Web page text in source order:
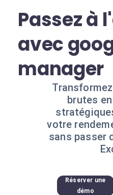
Passez à
avec
manager
brutes
votre
sans passer
Réserver une
démo